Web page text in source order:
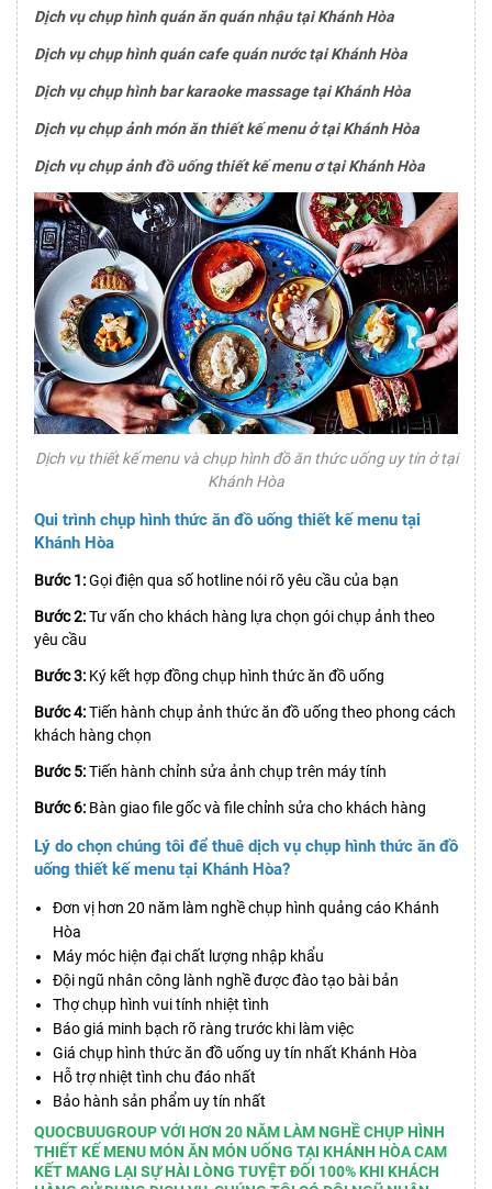
Dịch vụ chụp hình quán ăn quán nhậu tại Khánh Hòa
Dịch vụ chụp hình quán cafe quán nước tại Khánh Hòa
Dịch vụ chụp hình bar karaoke massage tại Khánh Hòa
Dịch vụ chụp ảnh món ăn thiết kế menu ở tại Khánh Hòa
Dịch vụ chụp ảnh đồ uống thiết kế menu ơ tại Khánh Hòa
Dịch vụ thiết kế menu và chụp hình đồ ăn thức uống uy tín ở tại
Khánh Hòa
Qui trình chụp hình thức ăn đồ uống thiết kế menu tại
Khánh Hòa
Bước 1:Gọi điện qua số hotline nói rõ yêu cầu của bạn
Bước 2:Tư vấn cho khách hàng lựa chọn gói chụp ảnh theo
yêu cầu
Bước 3: Ký kết hợp đồng chụp hình thức ăn đồ uống
Bước 4:Tiến hành chụp ảnh thức ăn đồ uống theo phong cách
khách hàng chọn
Bước 5:Tiến hành chỉnh sửa ảnh chụp trên máy tính
Bước 6: Bàn giao file gốc và file chỉnh sửa cho khách hàng
Lý do chọn chúng tôi để thuê dịch vụ chụp hình thức ăn đồ
uống thiết kế menu tại Khánh Hòa?
Đơn vị hơn 20 năm làm nghề chụp hình quảng cáo Khánh
Hòa
Máy móc hiện đại chất lượng nhập khẩu
Đội ngũ nhân công lành nghề được đào tạo bài bản
Thợ chụp hình vui tính nhiệt tình
Báo giá minh bạch rõ ràng trước khi làm việc
Giá chụp hình thức ăn đồ uống uy tín nhất Khánh Hòa
Hỗ trợ nhiệt tình chu đáo nhất
Bảo hành sản phẩm uy tín nhất
QUOCBUUGROUP VỚI HƠN 20 NĂM LÀM NGHỀ CHỤP HÌNH
THIẾT KẾ MENU MÓN ĂN MÓN UỐNG TẠI KHÁNH HÒA CAM
KẾT MANG LẠI SỰ HÀI LÒNG TUYỆT ĐỐI 100% KHI KHÁCH